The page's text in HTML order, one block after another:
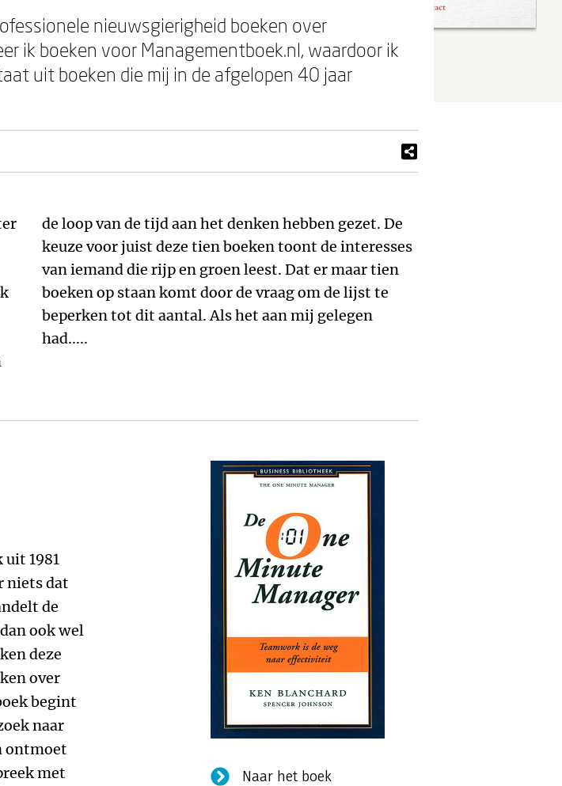
nieuwsgierigheid boeken over
ik boeken voor Managementboek.nl, waardoor ik
uit boeken die mij in de afgelopen 40 jaar
had.....
1981
niets dat
de
ook wel
deze
over
begint
naar
ontmoet
met
Naar het boek